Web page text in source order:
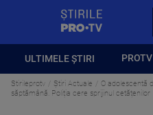
ULTIMELE ȘTIRI
Stirileprotv Știri Actuale
O adolescentă
săptămână. Poliția cere sprijinul cetățenilor